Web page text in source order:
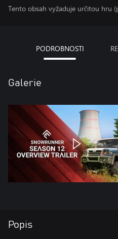
Tento obsah vyžaduje určitou hru
PODROBNOSTI
Galerie
Popis